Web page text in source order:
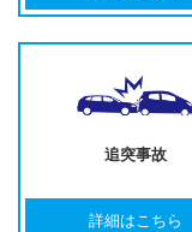
追突事故
詳細はこちら